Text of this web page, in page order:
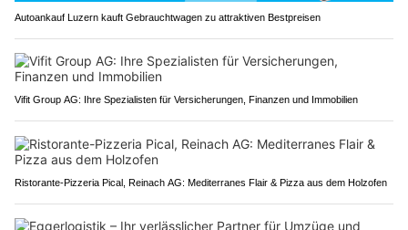
Autoankauf Luzern kauft Gebrauchtwagen zu attraktiven Bestpreisen
Vifit Group AG: Ihre Spezialisten für Versicherungen, Finanzen und Immobilien
Ristorante-Pizzeria Pical, Reinach AG: Mediterranes Flair & Pizza aus dem Holzofen